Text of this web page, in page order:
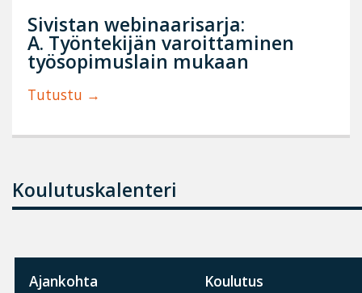
Sivistan webinaarisarja:
A. Työntekijän varoittaminen
työsopimuslain mukaan
Tutustu
Koulutuskalenteri
Ajankohta Koulutus